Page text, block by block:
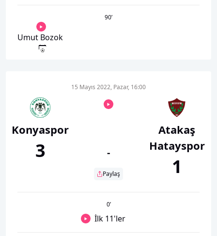
90’
Umut Bozok
Konyaspor
3
15 Mayıs 2022, Pazar, 16:00
-
Paylaş
Atakaş
Hatayspor
1
0’
İlk 11'ler